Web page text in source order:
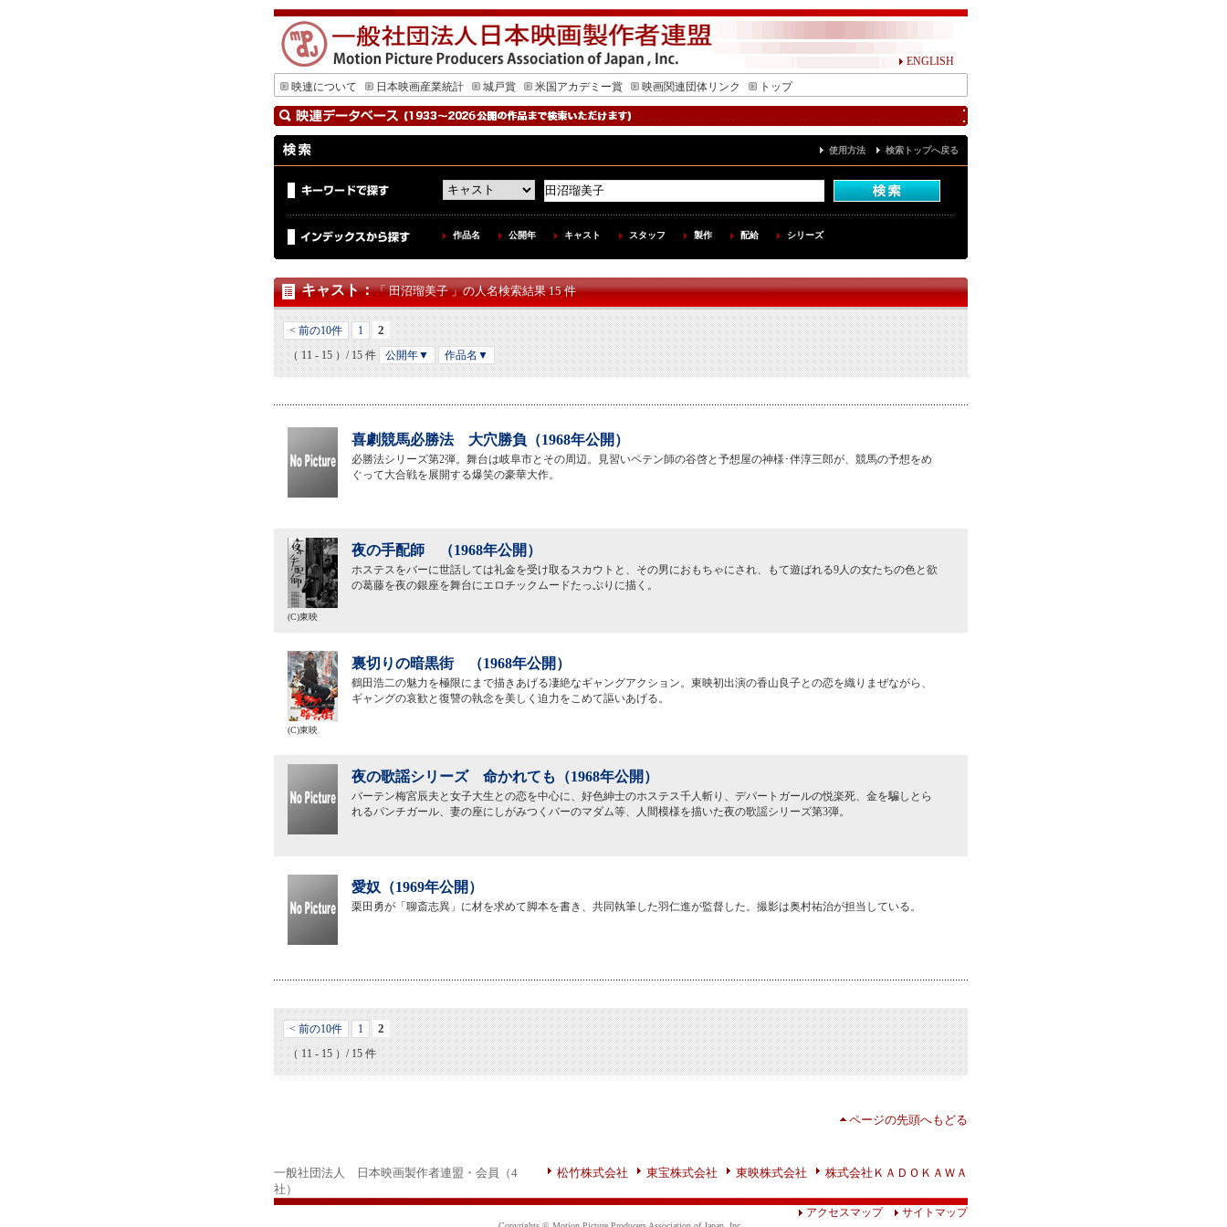
ENGLISH
映連について
日本映画産業統計 城戸賞 米国アカデミー賞 映画関連団体リンク トップ
使用方法 検索トップへ戻る
作品名 公開年 キャスト スタッフ 製作 配給 シリーズ
キャスト：「 田沼瑠美子 」の人名検索結果 15 件
< 前の10件 1 2
（ 11 - 15 ）/ 15 件 公開年▼ 作品名▼
喜劇競馬必勝法 大穴勝負（1968年公開）
必勝法シリーズ第2弾。舞台は岐阜市とその周辺。見習いペテン師の谷啓と予想屋の神様･伴淳三郎が、競馬の予想をめ
ぐって大合戦を展開する爆笑の豪華大作。
夜の手配師 （1968年公開）
ホステスをバーに世話しては礼金を受け取るスカウトと、その男におもちゃにされ、もて遊ばれる9人の女たちの色と欲
の葛藤を夜の銀座を舞台にエロチックムードたっぷりに描く。
(C)東映
裏切りの暗黒街 （1968年公開）
鶴田浩二の魅力を極限にまで描きあげる凄絶なギャングアクション。東映初出演の香山良子との恋を織りまぜながら、
ギャングの哀歓と復讐の執念を美しく迫力をこめて謳いあげる。
(C)東映
夜の歌謡シリーズ 命かれても（1968年公開）
バーテン梅宮辰夫と女子大生との恋を中心に、好色紳士のホステス千人斬り、デパートガールの悦楽死、金を騙しとら
れるパンチガール、妻の座にしがみつくバーのマダム等、人間模様を描いた夜の歌謡シリーズ第3弾。
愛奴（1969年公開）
栗田勇が「聊斎志異」に材を求めて脚本を書き、共同執筆した羽仁進が監督した。撮影は奥村祐治が担当している。
< 前の10件 1 2
（ 11 - 15 ）/ 15 件
ページの先頭へもどる
一般社団法人 日本映画製作者連盟・会員（4
社）
松竹株式会社 東宝株式会社 東映株式会社 株式会社ＫＡＤＯＫＡＷＡ
アクセスマップ サイトマップ